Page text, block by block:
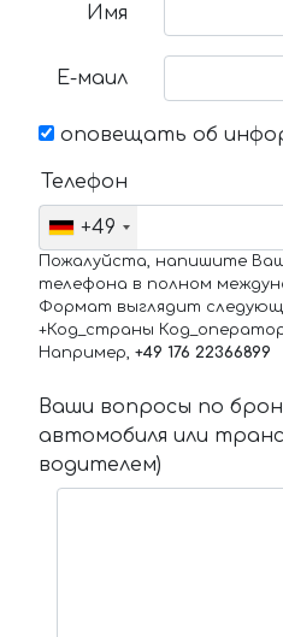
Имя
Е-маил
оповещать об
Телефон
+49
Пожалуйста, напишите
телефона в полном
Формат выглядит
+Код_страны
Например, +49 176 22366899
Ваши вопросы по
автомобиля или
водителем)